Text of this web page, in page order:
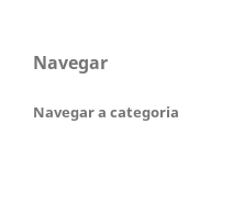
Navegar
Navegar a categoria